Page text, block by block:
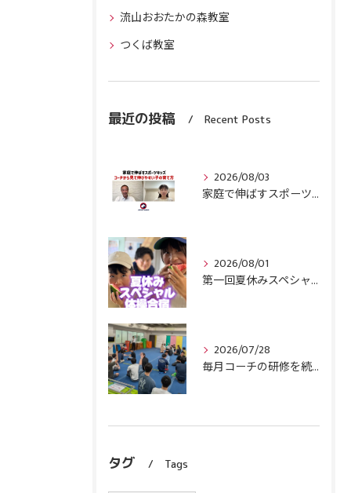
流山おおたかの森教室
つくば教室
最近の投稿 Recent Posts
2026/08/03
家庭で伸ばすスポーツキッズ『コーチから見て伸びやすい子』の育て方
2026/08/01
第一回夏休みスペシャル体操合宿終了！
2026/07/28
毎月コーチの研修を続けます！
タグ Tags